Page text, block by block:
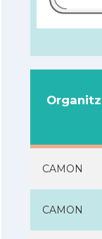
CAMON
CAMON